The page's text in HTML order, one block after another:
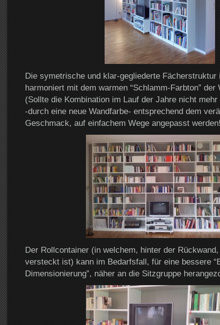
Die symetrische und klar-gegliederte Fächerstruktur
harmoniert mit dem warmen “Schlamm-Farbton” der
(Sollte die Kombination im Lauf der Jahre nicht
-durch eine neue Wandfarbe- entsprechend dem
Geschmack, auf einfachem Wege angepasst
Der Rollcontainer (in welchem, hinter der
versteckt ist) kann im Bedarfsfall, für eine bessere
Dimensionierung”, näher an die Sitzgruppe